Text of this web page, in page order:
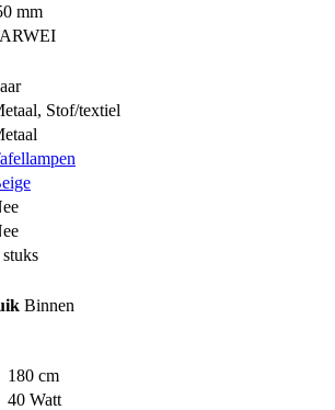
mm
, Stof/textiel
stuks
Binnen
180 cm
40 Watt